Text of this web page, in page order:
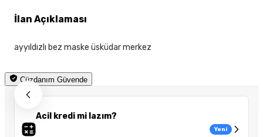
Cüzdanım Güvende
Acil kredi mi lazım?
Yeni
İlan Açıklaması
ayyıldızlı bez maske üsküdar merkez